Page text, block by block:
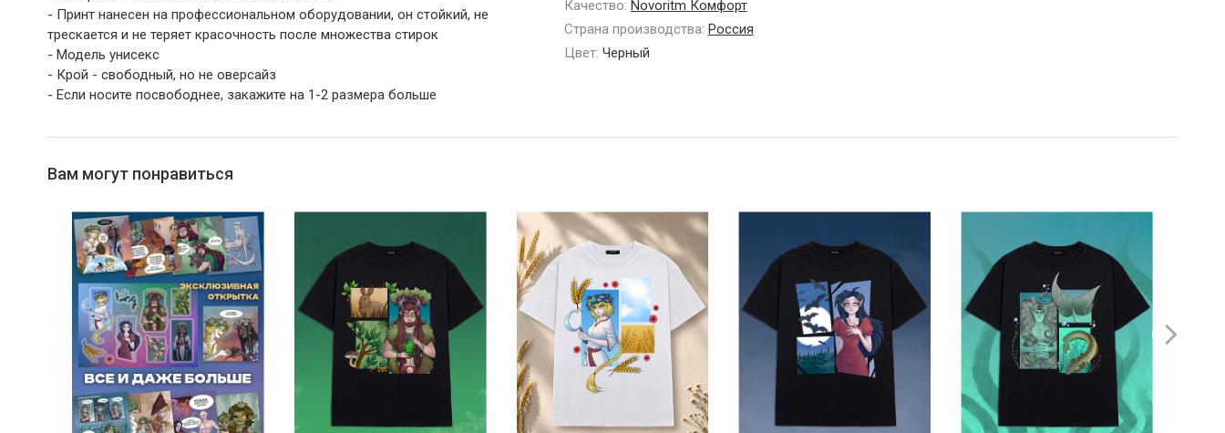
- Принт нанесен на профессиональном оборудовании, он стойкий, не
трескается и не теряет красочность после множества стирок
- Модель унисекс
- Крой - свободный, но не оверсайз
- Если носите посвободнее, закажите на 1-2 размера больше
Качество: Novoritm Комфорт
Страна производства: Россия
Цвет: Черный
Вам могут понравиться